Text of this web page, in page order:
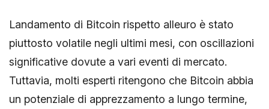
Landamento di Bitcoin rispetto alleuro è stato
piuttosto volatile negli ultimi mesi, con oscillazioni
significative dovute a vari eventi di mercato.
Tuttavia, molti esperti ritengono che Bitcoin abbia
un potenziale di apprezzamento a lungo termine,